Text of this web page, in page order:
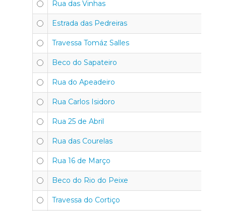
Rua das Vinhas
Estrada das Pedreiras
Travessa Tomáz Salles
Beco do Sapateiro
Rua do Apeadeiro
Rua Carlos Isidoro
Rua 25 de Abril
Rua das Courelas
Rua 16 de Março
Beco do Rio do Peixe
Travessa do Cortiço